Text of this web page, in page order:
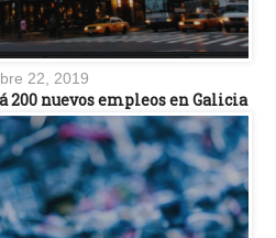
22, 2019
200 nuevos empleos en Galicia